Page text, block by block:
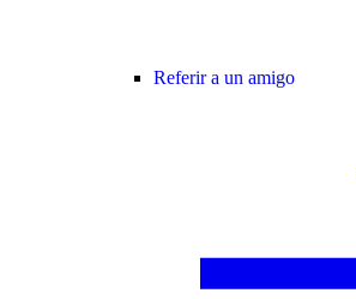
Referir a un amigo